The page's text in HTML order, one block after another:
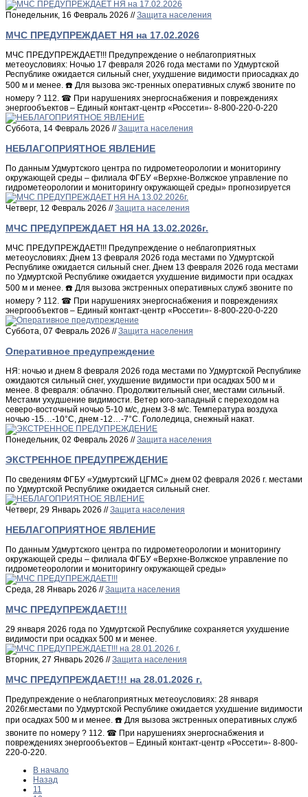
Понедельник, 16 Февраль 2026 //Защита населения
МЧС ПРЕДУПРЕЖДАЕТ НЯ на 17.02.2026
МЧС ПРЕДУПРЕЖДАЕТ!!! Предупреждение о неблагоприятных
метеоусловиях: Ночью 17 февраля 2026 года местами по Удмуртской
Республике ожидается сильный снег, ухудшение видимости приосадках до
500 м и менее. ☎️ Для вызова экс-тренных оперативных служб звоните по
номеру ? 112. ☎ При нарушениях энергоснабжения и повреждениях
энергообъектов – Единый контакт-центр «Россети»- 8-800-220-0-220
Суббота, 14 Февраль 2026 //Защита населения
НЕБЛАГОПРИЯТНОЕ ЯВЛЕНИЕ
По данным Удмуртского центра по гидрометеорологии и мониторингу
окружающей среды – филиала ФГБУ «Верхне-Волжское управление по
гидрометеорологии и мониторингу окружающей среды» прогнозируется
Четверг, 12 Февраль 2026 //Защита населения
МЧС ПРЕДУПРЕЖДАЕТ НЯ НА 13.02.2026г.
МЧС ПРЕДУПРЕЖДАЕТ!!! Предупреждение о неблагоприятных
метеоусловиях: Днем 13 февраля 2026 года местами по Удмуртской
Республике ожидается сильный снег. Днем 13 февраля 2026 года местами
по Удмуртской Республике ожидается ухудшение видимости при осадках
500 м и менее. ☎️ Для вызова экстренных оперативных служб звоните по
номеру ? 112. ☎ При нарушениях энергоснабжения и повреждениях
энергообъектов – Единый контакт-центр «Россети»- 8-800-220-0-220
Суббота, 07 Февраль 2026 //Защита населения
Оперативное предупреждение
НЯ: ночью и днем 8 февраля 2026 года местами по Удмуртской Республике
ожидаются сильный снег, ухудшение видимости при осадках 500 м и
менее. 8 февраля: облачно. Продолжительный снег, местами сильный.
Местами ухудшение видимости. Ветер юго-западный с переходом на
северо-восточный ночью 5-10 м/с, днем 3-8 м/с. Температура воздуха
ночью -15…-10°С, днем -12…-7°С. Гололедица, снежный накат.
Понедельник, 02 Февраль 2026 //Защита населения
ЭКСТРЕННОЕ ПРЕДУПРЕЖДЕНИЕ
По сведениям ФГБУ «Удмуртский ЦГМС» днем 02 февраля 2026 г. местами
по Удмуртской Республике ожидается сильный снег.
Четверг, 29 Январь 2026 //Защита населения
НЕБЛАГОПРИЯТНОЕ ЯВЛЕНИЕ
По данным Удмуртского центра по гидрометеорологии и мониторингу
окружающей среды – филиала ФГБУ «Верхне-Волжское управление по
гидрометеорологии и мониторингу окружающей среды»
Среда, 28 Январь 2026 //Защита населения
МЧС ПРЕДУПРЕЖДАЕТ!!!
29 января 2026 года по Удмуртской Республике сохраняется ухудшение
видимости при осадках 500 м и менее.
Вторник, 27 Январь 2026 //Защита населения
МЧС ПРЕДУПРЕЖДАЕТ!!! на 28.01.2026 г.
Предупреждение о неблагоприятных метеоусловиях: 28 января
2026г.местами по Удмуртской Республике ожидается ухудшение видимости
при осадках 500 м и менее. ☎️ Для вызова экстренных оперативных служб
звоните по номеру ? 112. ☎ При нарушениях энергоснабжения и
повреждениях энергообъектов – Единый контакт-центр «Россети»- 8-800-
220-0-220.
В начало
Назад
11